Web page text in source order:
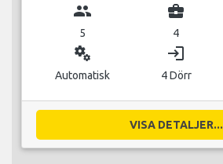
group
5
business_center
4
miscellaneous_services
Automatisk
login
4 Dörr
VISA DETALJER...